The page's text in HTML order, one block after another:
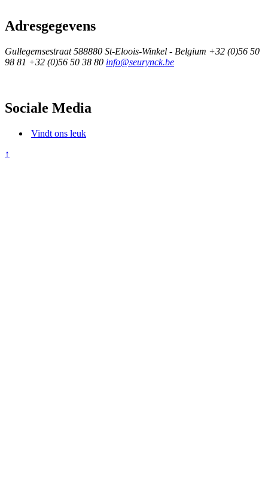
Adresgegevens
Gullegemsestraat 588880 St-Eloois-Winkel - Belgium +32 (0)56 50
98 81 +32 (0)56 50 38 80 info@seurynck.be
Sociale Media
Vindt ons leuk
↑